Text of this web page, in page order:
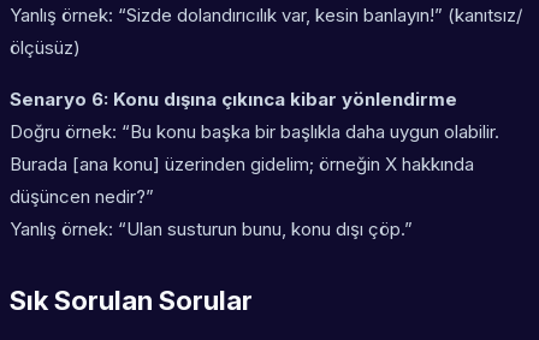
Yanlış örnek: “Sizde dolandırıcılık var, kesin banlayın!” (kanıtsız/
ölçüsüz)
Senaryo 6: Konu dışına çıkınca kibar yönlendirme
Doğru örnek: “Bu konu başka bir başlıkla daha uygun olabilir.
Burada [ana konu] üzerinden gidelim; örneğin X hakkında
düşüncen nedir?”
Yanlış örnek: “Ulan susturun bunu, konu dışı çöp.”
Sık Sorulan Sorular